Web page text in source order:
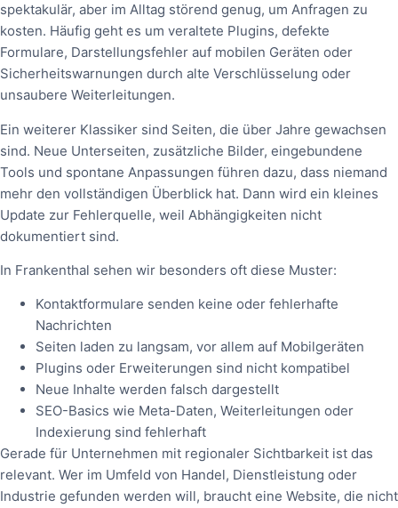
spektakulär, aber im Alltag störend genug, um Anfragen zu
kosten. Häufig geht es um veraltete Plugins, defekte
Formulare, Darstellungsfehler auf mobilen Geräten oder
Sicherheitswarnungen durch alte Verschlüsselung oder
unsaubere Weiterleitungen.
Ein weiterer Klassiker sind Seiten, die über Jahre gewachsen
sind. Neue Unterseiten, zusätzliche Bilder, eingebundene
Tools und spontane Anpassungen führen dazu, dass niemand
mehr den vollständigen Überblick hat. Dann wird ein kleines
Update zur Fehlerquelle, weil Abhängigkeiten nicht
dokumentiert sind.
In Frankenthal sehen wir besonders oft diese Muster:
Kontaktformulare senden keine oder fehlerhafte
Nachrichten
Seiten laden zu langsam, vor allem auf Mobilgeräten
Plugins oder Erweiterungen sind nicht kompatibel
Neue Inhalte werden falsch dargestellt
SEO-Basics wie Meta-Daten, Weiterleitungen oder
Indexierung sind fehlerhaft
Gerade für Unternehmen mit regionaler Sichtbarkeit ist das
relevant. Wer im Umfeld von Handel, Dienstleistung oder
Industrie gefunden werden will, braucht eine Website, die nicht